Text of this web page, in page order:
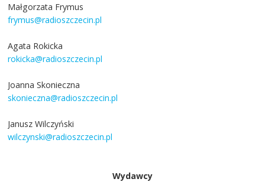
Małgorzata Frymus
frymus@radioszczecin.pl
Agata Rokicka
rokicka@radioszczecin.pl
Joanna Skonieczna
skonieczna@radioszczecin.pl
Janusz Wilczyński
wilczynski@radioszczecin.pl
Wydawcy